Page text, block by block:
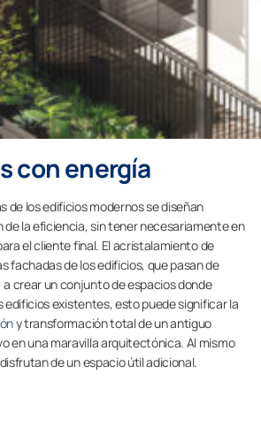
con energía
de los edificios modernos se diseñan
la eficiencia, sin tener necesariamente en
el cliente final. El acristalamiento de
fachadas de los edificios, que pasan de
crear un conjunto de espacios donde
edificios existentes, esto puede significar la
y transformación total de un antiguo
en una maravilla arquitectónica. Al mismo
de un espacio útil adicional.